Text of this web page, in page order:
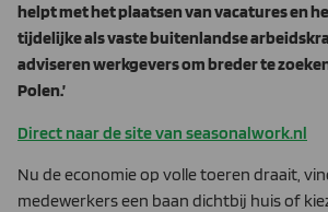
helpt met het plaatsen van vacatures en
tijdelijke als vaste buitenlandse
adviseren werkgevers om breder te
Polen.’
Direct naar de site van seasonalwork.nl
Nu de economie op volle toeren draait,
medewerkers een baan dichtbij huis of